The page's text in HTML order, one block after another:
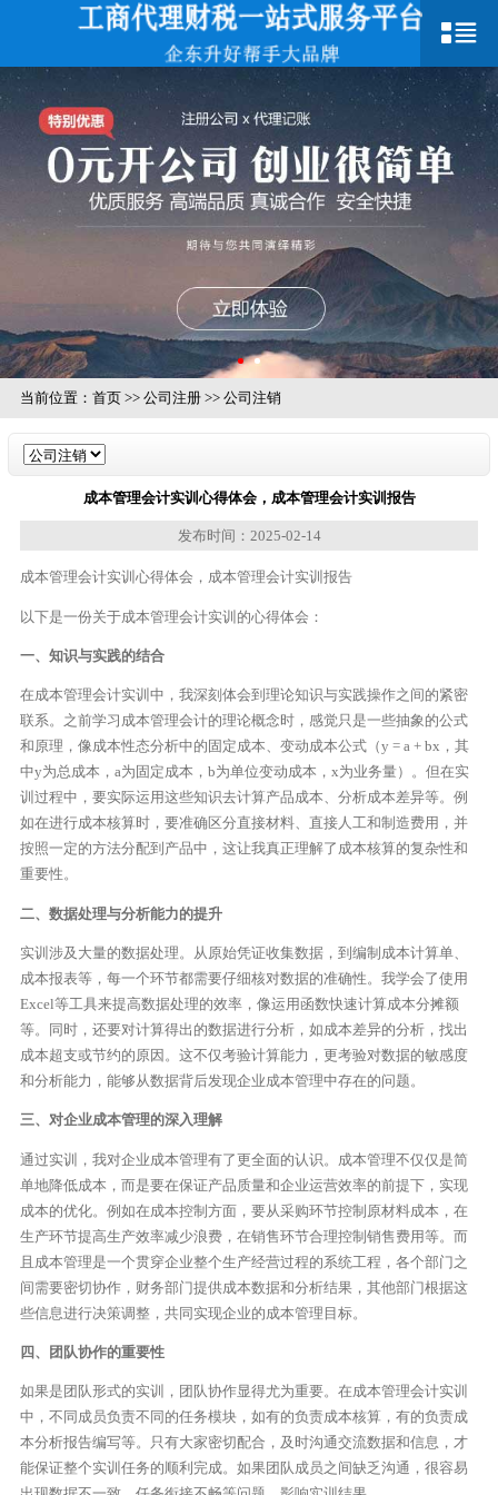
当前位置： 首页>> 公司注册>> 公司注销
成本管理会计实训心得体会，成本管理会计实训报告
发布时间：2025-02-14
成本管理会计实训心得体会，成本管理会计实训报告
以下是一份关于成本管理会计实训的心得体会：
一、知识与实践的结合
在成本管理会计实训中，我深刻体会到理论知识与实践操作之间的紧密
联系。之前学习成本管理会计的理论概念时，感觉只是一些抽象的公式
和原理，像成本性态分析中的固定成本、变动成本公式（y = a + bx，其
中y为总成本，a为固定成本，b为单位变动成本，x为业务量）。但在实
训过程中，要实际运用这些知识去计算产品成本、分析成本差异等。例
如在进行成本核算时，要准确区分直接材料、直接人工和制造费用，并
按照一定的方法分配到产品中，这让我真正理解了成本核算的复杂性和
重要性。
二、数据处理与分析能力的提升
实训涉及大量的数据处理。从原始凭证收集数据，到编制成本计算单、
成本报表等，每一个环节都需要仔细核对数据的准确性。我学会了使用
Excel等工具来提高数据处理的效率，像运用函数快速计算成本分摊额
等。同时，还要对计算得出的数据进行分析，如成本差异的分析，找出
成本超支或节约的原因。这不仅考验计算能力，更考验对数据的敏感度
和分析能力，能够从数据背后发现企业成本管理中存在的问题。
三、对企业成本管理的深入理解
通过实训，我对企业成本管理有了更全面的认识。成本管理不仅仅是简
单地降低成本，而是要在保证产品质量和企业运营效率的前提下，实现
成本的优化。例如在成本控制方面，要从采购环节控制原材料成本，在
生产环节提高生产效率减少浪费，在销售环节合理控制销售费用等。而
且成本管理是一个贯穿企业整个生产经营过程的系统工程，各个部门之
间需要密切协作，财务部门提供成本数据和分析结果，其他部门根据这
些信息进行决策调整，共同实现企业的成本管理目标。
四、团队协作的重要性
如果是团队形式的实训，团队协作显得尤为重要。在成本管理会计实训
中，不同成员负责不同的任务模块，如有的负责成本核算，有的负责成
本分析报告编写等。只有大家密切配合，及时沟通交流数据和信息，才
能保证整个实训任务的顺利完成。如果团队成员之间缺乏沟通，很容易